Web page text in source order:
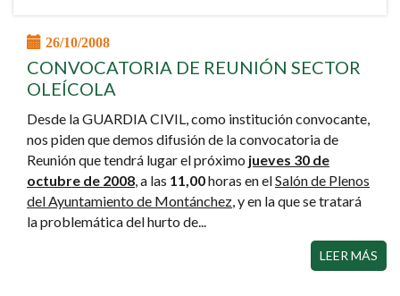
26/10/2008
CONVOCATORIA DE REUNIÓN SECTOR
OLEÍCOLA
Desde la GUARDIA CIVIL, como institución convocante,
nos piden que demos difusión de la convocatoria de
Reunión que tendrá lugar el próximo jueves 30 de
octubre de 2008 , a las 11,00horas en elSalón de Plenos
del Ayuntamiento de Montánchez , y en la que se tratará
la problemática del hurto de...
LEER MÁS